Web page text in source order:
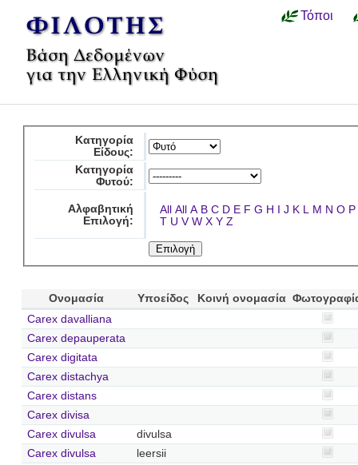
Τόποι
Κατηγορία
Είδους:
Κατηγορία
Φυτού:
Αλφαβητική
Επιλογή:
All All A B C D E F G H I J K L M N O P
T U V W X Y Z
Ονομασία Υποείδος Κοινή ονομασία
Carex davalliana
Carex depauperata
Carex digitata
Carex distachya
Carex distans
Carex divisa
Carex divulsa
divulsa
Carex divulsa
leersii